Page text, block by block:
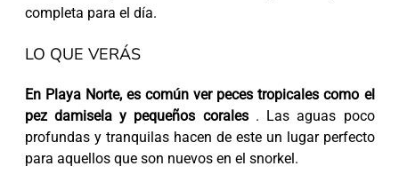
completa para el día.
LO QUE VERÁS
En Playa Norte, es común ver peces tropicales como el
pez damisela y pequeños corales. Las aguas poco
profundas y tranquilas hacen de este un lugar perfecto
para aquellos que son nuevos en el snorkel.